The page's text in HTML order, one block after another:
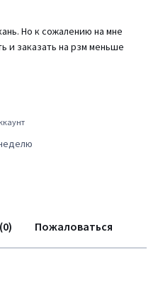
Но к сожалению на мне
и заказать на рзм меньше
Пожаловаться